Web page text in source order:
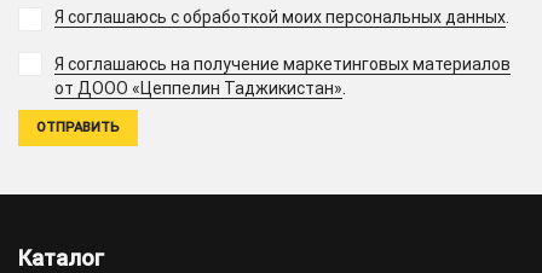
Я соглашаюсь с обработкой моих персональных данных.
Я соглашаюсь на получение маркетинговых материалов
от ДООО «Цеппелин Таджикистан».
Каталог